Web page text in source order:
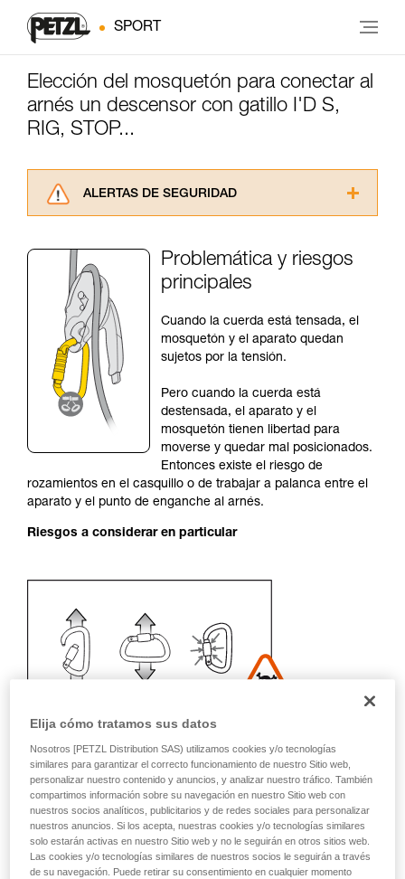
SPORT
Elección del mosquetón para conectar al
arnés un descensor con gatillo I'D S,
RIG, STOP...
ALERTAS DE SEGURIDAD
consultarlo. Usted debe comprender la
información de la ficha técnica para poder
comprender este complemento informativo.
Dominar estas técnicas requiere una formación
y un entrenamiento específico. Confirme a
través de un profesional su capacidad para
ejecutar estas técnicas, solo y con total
seguridad, antes de ejecutarlas de forma
autónoma.
Damos ejemplos de técnicas relacionadas con
su actividad. Pueden existir otras que no
describimos aquí.
Problemática y riesgos
principales
Cuando la cuerda está tensada, el
mosquetón y el aparato quedan
sujetos por la tensión.
Pero cuando la cuerda está
destensada, el aparato y el
mosquetón tienen libertad para
moverse y quedar mal posicionados.
Entonces existe el riesgo de
rozamientos en el casquillo o de trabajar a palanca entre el
aparato y el punto de enganche al arnés.
Riesgos a considerar en particular
Recomendación del mosquetón y
accesorios
- Utilice un mosquetón Am'D y una barra CAPTIV.
Elija cómo tratamos sus datos
Nosotros [PETZL Distribution SAS) utilizamos cookies y/o tecnologías
similares para garantizar el correcto funcionamiento de nuestro Sitio web,
personalizar nuestro contenido y anuncios, y analizar nuestro tráfico. También
compartimos información sobre su navegación en nuestro Sitio web con
nuestros socios analíticos, publicitarios y de redes sociales para personalizar
nuestros anuncios. Si los acepta, nuestras cookies y/o tecnologías similares
solo estarán activas en nuestro Sitio web y no le seguirán en otros sitios web.
Las cookies y/o tecnologías similares de nuestros socios le seguirán a través
de su navegación. Puede retirar su consentimiento en cualquier momento